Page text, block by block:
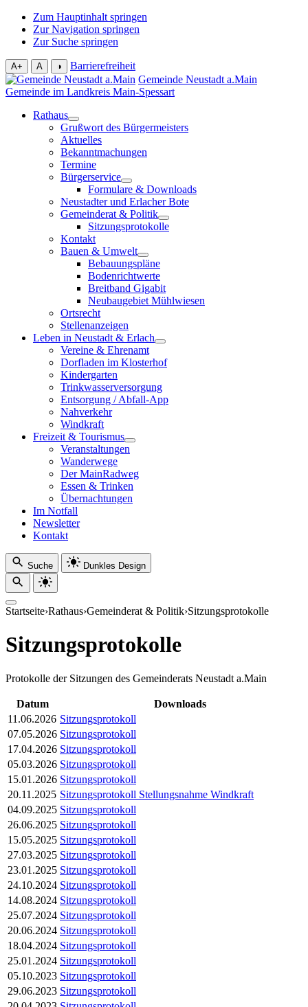
Zum Hauptinhalt springen
Zur Navigation springen
Zur Suche springen
A+ A ◑
Barrierefreiheit
Gemeinde Neustadt a.Main
Gemeinde im Landkreis Main-Spessart
Rathaus
Grußwort des Bürgermeisters
Aktuelles
Bekanntmachungen
Termine
Bürgerservice
Formulare & Downloads
Neustadter und Erlacher Bote
Gemeinderat & Politik
Sitzungsprotokolle
Kontakt
Bauen & Umwelt
Bebauungspläne
Bodenrichtwerte
Breitband Gigabit
Neubaugebiet Mühlwiesen
Ortsrecht
Stellenanzeigen
Leben in Neustadt & Erlach
Vereine & Ehrenamt
Dorfladen im Klosterhof
Kindergarten
Trinkwasserversorgung
Entsorgung / Abfall-App
Nahverkehr
Windkraft
Freizeit & Tourismus
Veranstaltungen
Wanderwege
Der MainRadweg
Essen & Trinken
Übernachtungen
Im Notfall
Newsletter
Kontakt
Suche Dunkles Design
Startseite›Rathaus›Gemeinderat & Politik›Sitzungsprotokolle
Sitzungsprotokolle
Protokolle der Sitzungen des Gemeinderats Neustadt a.Main
Datum
Downloads
11.06.2026 Sitzungsprotokoll
07.05.2026 Sitzungsprotokoll
17.04.2026 Sitzungsprotokoll
05.03.2026 Sitzungsprotokoll
15.01.2026 Sitzungsprotokoll
20.11.2025 Sitzungsprotokoll Stellungsnahme Windkraft
04.09.2025 Sitzungsprotokoll
26.06.2025 Sitzungsprotokoll
15.05.2025 Sitzungsprotokoll
27.03.2025 Sitzungsprotokoll
23.01.2025 Sitzungsprotokoll
24.10.2024 Sitzungsprotokoll
14.08.2024 Sitzungsprotokoll
25.07.2024 Sitzungsprotokoll
20.06.2024 Sitzungsprotokoll
18.04.2024 Sitzungsprotokoll
25.01.2024 Sitzungsprotokoll
05.10.2023 Sitzungsprotokoll
29.06.2023 Sitzungsprotokoll